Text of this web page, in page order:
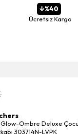
%40
Ücretsiz Kargo
Ombre Deluxe
303714N-LVPK